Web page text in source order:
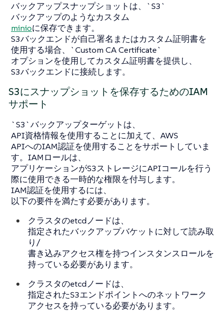
バックアップスナップショットは、`S3`
バックアップのようなカスタム
minioに保存できます。
S3バックエンドが自己署名またはカスタム証明書を
使用する場合、`Custom CA Certificate`
オプションを使用してカスタム証明書を提供し、
S3バックエンドに接続します。
S3にスナップショットを保存するためのIAM
サポート
`S3`バックアップターゲットは、
API資格情報を使用することに加えて、AWS
APIへのIAM認証を使用することをサポートしていま
す。IAMロールは、
アプリケーションがS3ストレージにAPIコールを行う
際に使用できる一時的な権限を付与します。
IAM認証を使用するには、
以下の要件を満たす必要があります。
クラスタのetcdノードは、
指定されたバックアップバケットに対して読み取
り/
書き込みアクセス権を持つインスタンスロールを
持っている必要があります。
クラスタのetcdノードは、
指定されたS3エンドポイントへのネットワーク
アクセスを持っている必要があります。